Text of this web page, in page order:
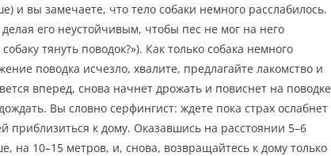
и вы замечаете, что тело собаки немного расслабилось.
его неустойчивым, чтобы пес не мог на него
тянуть поводок?»). Как только собака немного
поводка исчезло, хвалите, предлагайте лакомство и
вперед, снова начнет дрожать и повиснет на поводке
Вы словно серфингист: ждете пока страх ослабнет
приблизиться к дому. Оказавшись на расстоянии 5–6
на 10–15 метров, и, снова, возвращайтесь к дому только